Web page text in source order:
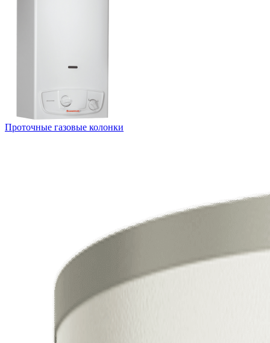
Проточные газовые колонки